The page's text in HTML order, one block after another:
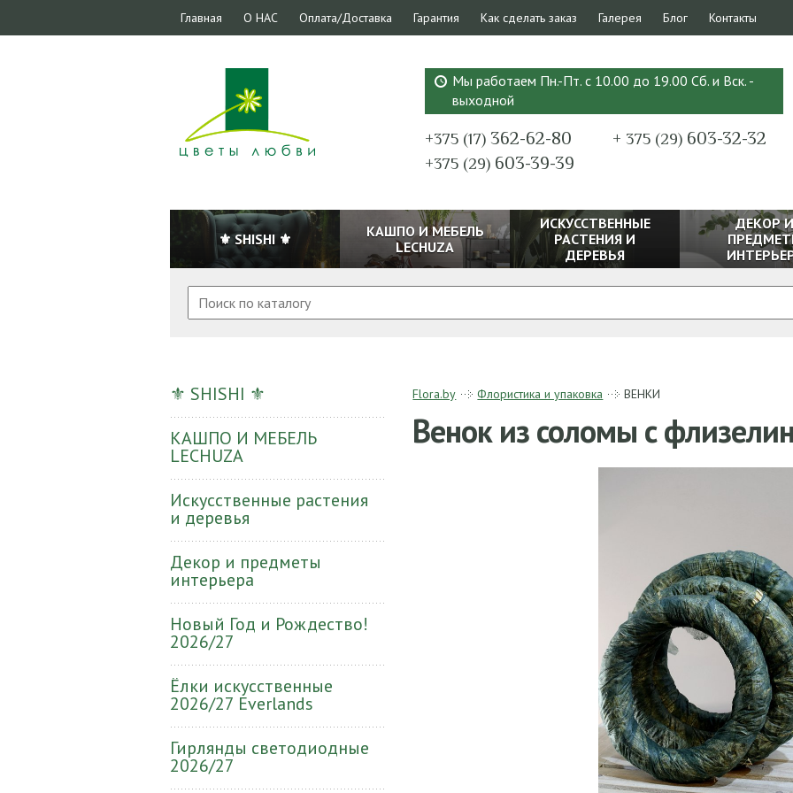
Главная О НАС Оплата/Доставка Гарантия Как сделать заказ Галерея Блог Контакты
Мы работаем Пн.-Пт. с 10.00 до 19.00 Сб. и Вск. -
выходной
+375 (17)362-62-80 + 375 (29) 603-32-32
+375 (29)603-39-39
⚜ SHISHI ⚜
КАШПО И МЕБЕЛЬ
LECHUZA
ИСКУССТВЕННЫЕ
РАСТЕНИЯ И
ДЕРЕВЬЯ
ДЕКОР И
⚜ SHISHI ⚜
КАШПО И МЕБЕЛЬ
LECHUZA
Искусственные растения
и деревья
Декор и предметы
интерьера
Новый Год и Рождество!
2026/27
Ёлки искусственные
2026/27 Everlands
Гирлянды светодиодные
2026/27
Flora.by Флористика и упаковка ВЕНКИ
Венок из соломы с